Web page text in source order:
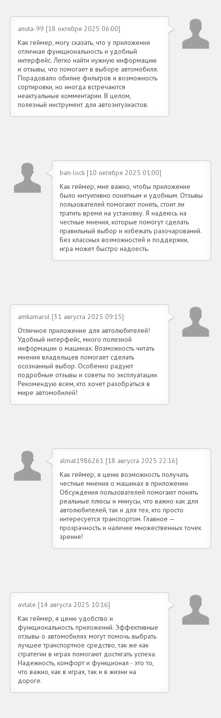
anuta-99 [18 октября 2025 06:00]
Как геймер, могу сказать, что у приложения
отличная функциональность и удобный
интерфейс. Легко найти нужную информацию
и отзывы, что помогает в выборе автомобиля.
Порадовало обилие фильтров и возможность
сортировки, но иногда встречаются
неактуальные комментарии. В целом,
полезный инструмент для автоэнтузиастов.
ban-lock [10 октября 2025 01:00]
Как геймер, мне важно, чтобы приложение
было интуитивно понятным и удобным. Отзывы
пользователей помогают понять, стоит ли
тратить время на установку. Я надеюсь на
честные мнения, которые помогут сделать
правильный выбор и избежать разочарований.
Без классных возможностей и поддержки,
игра может быстро надоесть.
amkamarul [31 августа 2025 09:15]
Отличное приложение для автолюбителей!
Удобный интерфейс, много полезной
информации о машинах. Возможность читать
мнения владельцев помогает сделать
осознанный выбор. Особенно радуют
подробные отзывы и советы по эксплуатации.
Рекомендую всем, кто хочет разобраться в
мире автомобилей!
almat1986261 [18 августа 2025 22:16]
Как геймер, я ценю возможность получать
честные мнения о машинах в приложении.
Обсуждения пользователей помогают понять
реальные плюсы и минусы, что важно как для
автолюбителей, так и для тех, кто просто
интересуется транспортом. Главное —
прозрачность и наличие множественных точек
зрения!
avtale [14 августа 2025 10:16]
Как геймер, я ценю удобство и
функциональность приложений. Эффективные
отзывы о автомобилях могут помочь выбрать
лучшее транспортное средство, так же как
стратегии в играх помогают достигать успеха.
Надежность, комфорт и функционал - это то,
что важно, как в играх, так и в жизни на
дороге.